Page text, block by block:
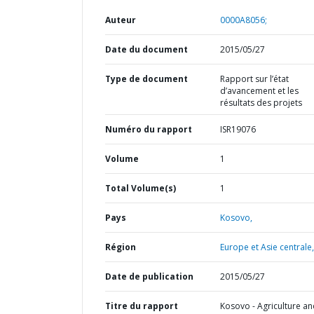
Auteur 0000A8056;
Date du document 2015/05/27
Type de document
Rapport sur l’état
d’avancement et les
résultats des projets
Numéro du rapport ISR19076
Volume 1
Total Volume(s) 1
Pays Kosovo,
Région Europe et Asie centrale,
Date de publication 2015/05/27
Titre du rapport
Kosovo - Agriculture